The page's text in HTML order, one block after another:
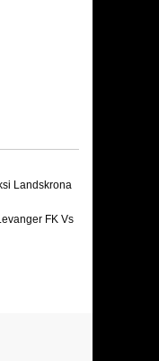
Landskrona
FK Vs